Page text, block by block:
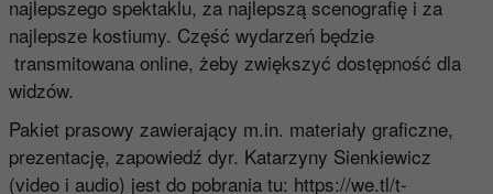
najlepszego spektaklu, za najlepszą scenografię i za
najlepsze kostiumy. Część wydarzeń będzie
transmitowana online, żeby zwiększyć dostępność dla
widzów.
Pakiet prasowy zawierający m.in. materiały graficzne,
prezentację, zapowiedź dyr. Katarzyny Sienkiewicz
(video i audio) jest do pobrania tu: https://we.tl/t-